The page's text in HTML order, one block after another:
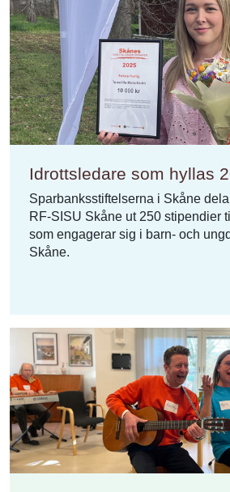
Idrottsledare som hyllas
Sparbanksstiftelserna i Skåne
RF-SISU Skåne ut 250 stipendier
som engagerar sig i barn- och
Skåne.